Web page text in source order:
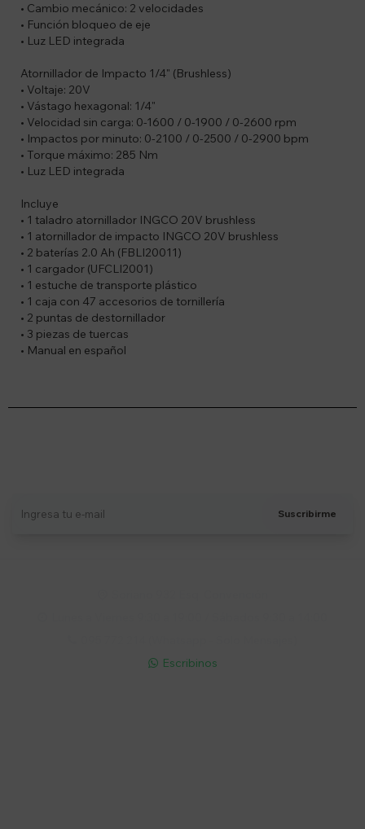
• Cambio mecánico: 2 velocidades
• Función bloqueo de eje
• Luz LED integrada
Atornillador de Impacto 1/4" (Brushless)
• Voltaje: 20V
• Vástago hexagonal: 1/4"
• Velocidad sin carga: 0-1600 / 0-1900 / 0-2600 rpm
• Impactos por minuto: 0-2100 / 0-2500 / 0-2900 bpm
• Torque máximo: 285 Nm
• Luz LED integrada
Incluye
• 1 taladro atornillador INGCO 20V brushless
• 1 atornillador de impacto INGCO 20V brushless
• 2 baterías 2.0 Ah (FBLI20011)
• 1 cargador (UFCLI2001)
• 1 estuche de transporte plástico
• 1 caja con 47 accesorios de tornillería
• 2 puntas de destornillador
• 3 piezas de tuercas
• Manual en español
Suscribirme
 Escribinos